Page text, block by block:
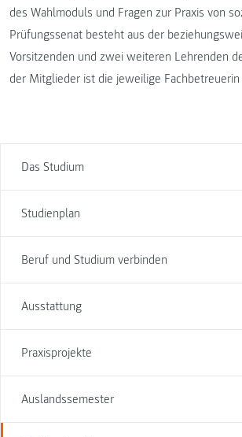
Das Studium
Studienplan
Beruf und Studium verbinden
Ausstattung
Praxisprojekte
Auslandssemester
des Wahlmoduls und Fragen zur Praxis von
Prüfungssenat besteht aus der
Vorsitzenden und zwei weiteren Lehrenden
der Mitglieder ist die jeweilige